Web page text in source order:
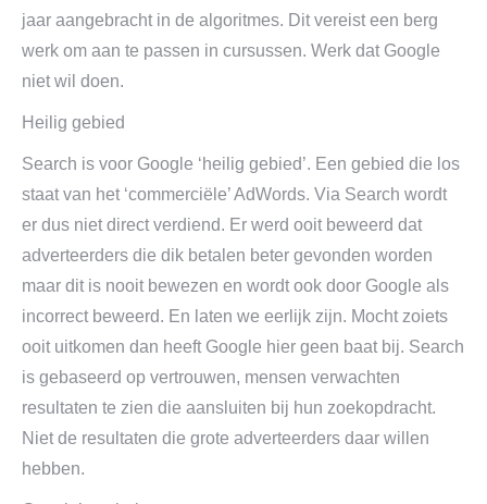
jaar aangebracht in de algoritmes. Dit vereist een berg
werk om aan te passen in cursussen. Werk dat Google
niet wil doen.
Heilig gebied
Search is voor Google ‘heilig gebied’. Een gebied die los
staat van het ‘commerciële’ AdWords. Via Search wordt
er dus niet direct verdiend. Er werd ooit beweerd dat
adverteerders die dik betalen beter gevonden worden
maar dit is nooit bewezen en wordt ook door Google als
incorrect beweerd. En laten we eerlijk zijn. Mocht zoiets
ooit uitkomen dan heeft Google hier geen baat bij. Search
is gebaseerd op vertrouwen, mensen verwachten
resultaten te zien die aansluiten bij hun zoekopdracht.
Niet de resultaten die grote adverteerders daar willen
hebben.